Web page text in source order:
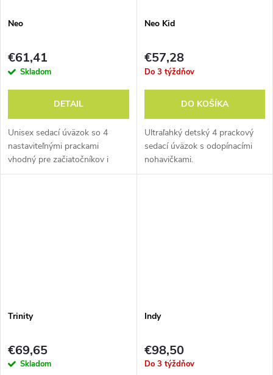
Neo
€61,41
Skladom
DETAIL
Unisex sedací úväzok so 4
nastaviteľnými prackami
vhodný pre začiatočníkov i
pokročilých lezcov.
Neo Kid
€57,28
Do 3 týždňov
DO KOŠÍKA
Ultraľahký detský 4 prackový
sedací úväzok s odopínacími
nohavičkami.
Trinity
€69,65
Skladom
Indy
€98,50
Do 3 týždňov